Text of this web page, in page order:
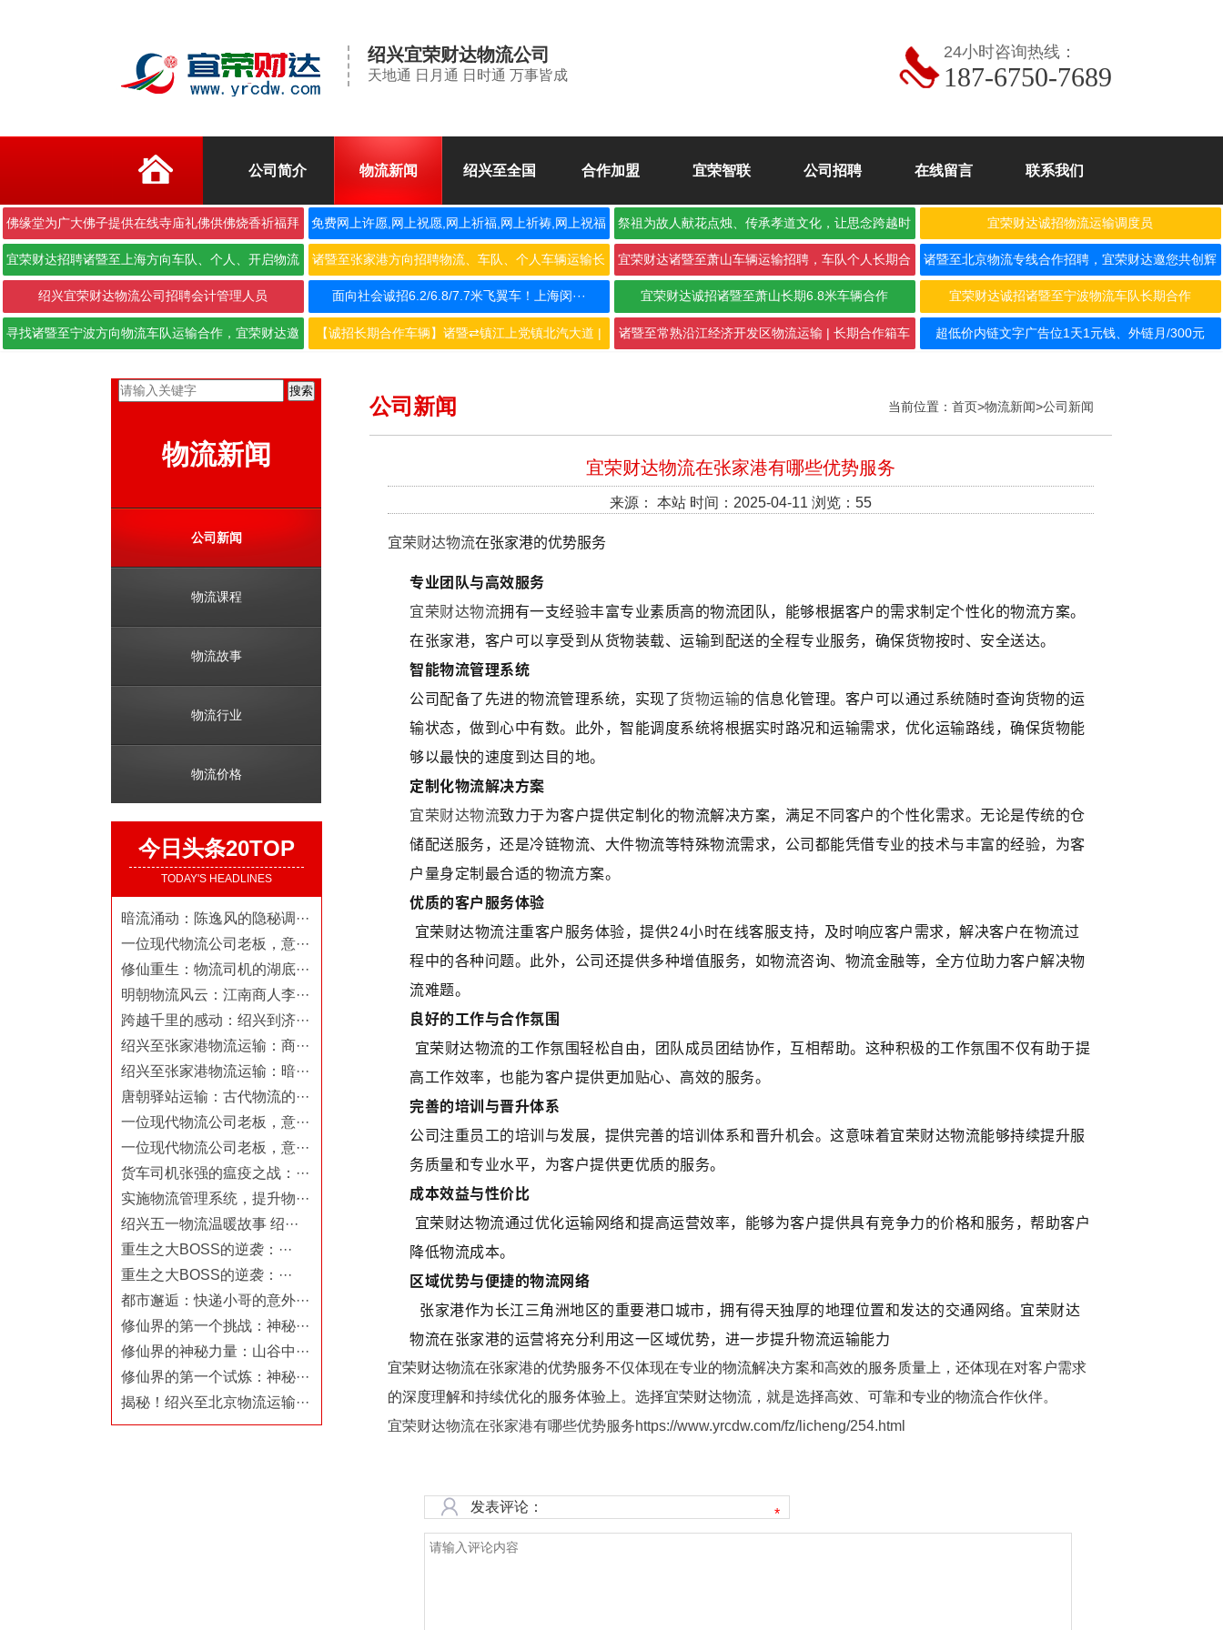
绍兴宜荣财达物流公司
天地通 日月通 日时通 万事皆成
24小时咨询热线：
187-6750-7689
公司简介 物流新闻 绍兴至全国 合作加盟 宜荣智联 公司招聘 在线留言 联系我们
佛缘堂为广大佛子提供在线寺庙礼佛供佛烧香祈福拜
佛
免费网上许愿,网上祝愿,网上祈福,网上祈祷,网上祝福 祭祖为故人献花点烛、传承孝道文化，让思念跨越时
空
宜荣财达诚招物流运输调度员
宜荣财达招聘诸暨至上海方向车队、个人、开启物流
合作···
诸暨至张家港方向招聘物流、车队、个人车辆运输长
期合···
宜荣财达诸暨至萧山车辆运输招聘，车队个人长期合
作，···
诸暨至北京物流专线合作招聘，宜荣财达邀您共创辉
煌！
绍兴宜荣财达物流公司招聘会计管理人员 面向社会诚招6.2/6.8/7.7米飞翼车！上海闵··· 宜荣财达诚招诸暨至萧山长期6.8米车辆合作 宜荣财达诚招诸暨至宁波物流车队长期合作
寻找诸暨至宁波方向物流车队运输合作，宜荣财达邀 【诚招长期合作车辆】诸暨⇄镇江上党镇北汽大道 | 诸暨至常熟沿江经济开发区物流运输 | 长期合作箱车 超低价内链文字广告位1天1元钱、外链月/300元
搜索
物流新闻
公司新闻
物流课程
物流故事
物流行业
物流价格
今日头条20TOP
TODAY'S HEADLINES
暗流涌动：陈逸风的隐秘调···
一位现代物流公司老板，意···
修仙重生：物流司机的湖底···
明朝物流风云：江南商人李···
跨越千里的感动：绍兴到济···
绍兴至张家港物流运输：商···
绍兴至张家港物流运输：暗···
唐朝驿站运输：古代物流的···
一位现代物流公司老板，意···
一位现代物流公司老板，意···
货车司机张强的瘟疫之战：···
实施物流管理系统，提升物···
绍兴五一物流温暖故事 绍···
重生之大BOSS的逆袭：···
重生之大BOSS的逆袭：···
都市邂逅：快递小哥的意外···
修仙界的第一个挑战：神秘···
修仙界的神秘力量：山谷中···
修仙界的第一个试炼：神秘···
揭秘！绍兴至北京物流运输···
公司新闻 当前位置： 首页>物流新闻>公司新闻
宜荣财达物流在张家港有哪些优势服务
来源： 本站 时间：2025-04-11 浏览：55
宜荣财达物流在张家港的优势服务
专业团队与高效服务
宜荣财达物流拥有一支经验丰富专业素质高的物流团队，能够根据客户的需求制定个性化的物流方案。
在张家港，客户可以享受到从货物装载、运输到配送的全程专业服务，确保货物按时、安全送达。
智能物流管理系统
公司配备了先进的物流管理系统，实现了货物运输的信息化管理。客户可以通过系统随时查询货物的运
输状态，做到心中有数。此外，智能调度系统将根据实时路况和运输需求，优化运输路线，确保货物能
够以最快的速度到达目的地。
定制化物流解决方案
宜荣财达物流致力于为客户提供定制化的物流解决方案，满足不同客户的个性化需求。无论是传统的仓
储配送服务，还是冷链物流、大件物流等特殊物流需求，公司都能凭借专业的技术与丰富的经验，为客
户量身定制最合适的物流方案。
优质的客户服务体验
宜荣财达物流注重客户服务体验，提供24小时在线客服支持，及时响应客户需求，解决客户在物流过
程中的各种问题。此外，公司还提供多种增值服务，如物流咨询、物流金融等，全方位助力客户解决物
流难题。
良好的工作与合作氛围
宜荣财达物流的工作氛围轻松自由，团队成员团结协作，互相帮助。这种积极的工作氛围不仅有助于提
高工作效率，也能为客户提供更加贴心、高效的服务。
完善的培训与晋升体系
公司注重员工的培训与发展，提供完善的培训体系和晋升机会。这意味着宜荣财达物流能够持续提升服
务质量和专业水平，为客户提供更优质的服务。
成本效益与性价比
宜荣财达物流通过优化运输网络和提高运营效率，能够为客户提供具有竞争力的价格和服务，帮助客户
降低物流成本。
区域优势与便捷的物流网络
张家港作为长江三角洲地区的重要港口城市，拥有得天独厚的地理位置和发达的交通网络。宜荣财达
物流在张家港的运营将充分利用这一区域优势，进一步提升物流运输能力
宜荣财达物流在张家港的优势服务不仅体现在专业的物流解决方案和高效的服务质量上，还体现在对客户需求
的深度理解和持续优化的服务体验上。选择宜荣财达物流，就是选择高效、可靠和专业的物流合作伙伴。
宜荣财达物流在张家港有哪些优势服务https://www.yrcdw.com/fz/licheng/254.html
发表评论： *